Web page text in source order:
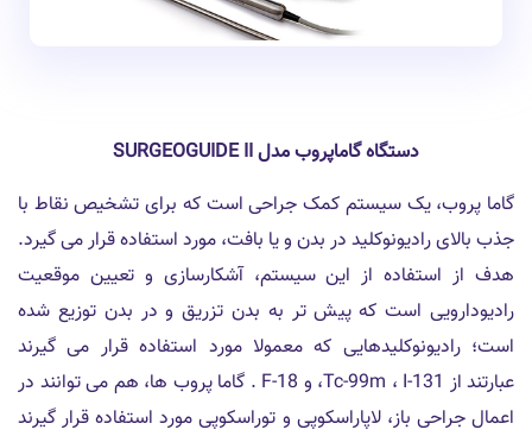
دستگاه گاماپروب مدل SURGEOGUIDE II
گاما پروب، یک سیستم کمک جراحی است که برای تشخیص نقاط با
جذب بالای رادیونوکلید در بدن و یا بافت، مورد استفاده قرار می گیرد.
هدف از استفاده از این سیستم، آشکارسازی و تعیین موقعیت
رادیودارویی است که پیش تر به بدن تزریق و در بدن توزیع شده
است؛ رادیونوکلیدهایی که معمولا مورد استفاده قرار می گیرند
عبارتند از Tc-99m ، I-131، و F-18 . گاما پروب ها، هم می توانند در
اعمال جراحی باز، لاپاراسکوپی و توراسکوپی مورد استفاده قرار گیرند